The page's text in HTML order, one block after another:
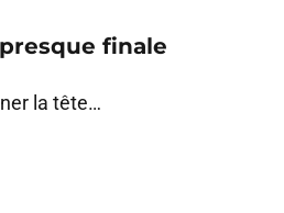
finale
la tête…